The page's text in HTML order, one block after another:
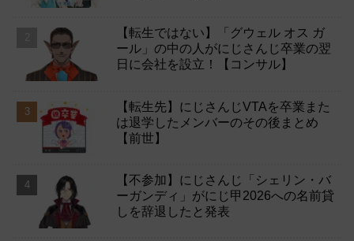
【転生ではない】「グウェル オス ガ
ール」の中の人がにじさんじ卒業の翌
日に会社を設立！【コンサル】
【転生先】にじさんじVTAを卒業また
は退学したメンバーのその後まとめ
【前世】
【不参加】にじさんじ「シェリン・バ
ーガンディ」がにじ甲2026への名前貸
しを辞退したと発表